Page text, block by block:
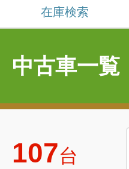
在庫検索
中古車一覧
107台